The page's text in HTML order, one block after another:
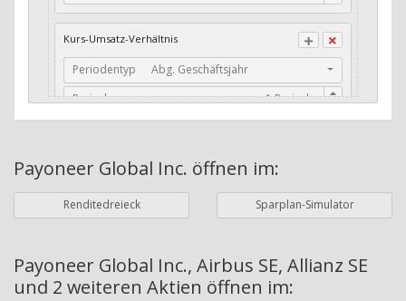
Stabiles Dividenden-Wachstum
Stabiles Dividenden-Wachstum (TTM)
Stabiles Absolutes Dividenden-Wachstum
Dividendenrendite (angekündigt)
Adj. Dividendenrendite (Market Cap)
Kurs-Umsatz-Verhältnis
Periodentyp
Abg. Geschäftsjahr
Perioden
Währung Bilanzierungswährung
Periodentyp
Jahre
Perioden
Payoneer Global Inc. öffnen im:
Renditedreieck Sparplan-Simulator
Payoneer Global Inc., Airbus SE, Allianz SE
und 2 weiteren Aktien öffnen im: